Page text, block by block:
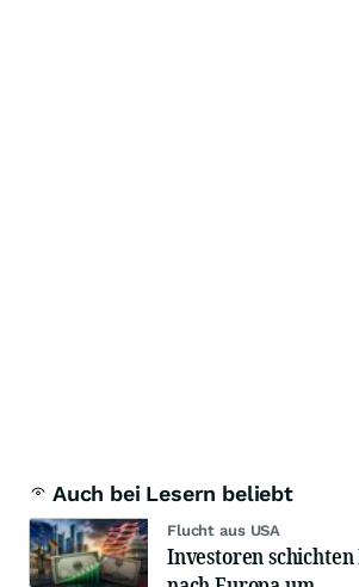
Auch bei Lesern beliebt
Flucht aus USA
Investoren